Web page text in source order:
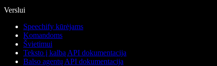
Verslui
Speechify kūrėjams
Komandoms
Švietimui
Teksto į kalbą API dokumentacija
Balso agentų API dokumentacija